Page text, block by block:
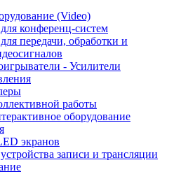
(Video)
конференц-систем
передачи, обработки и
- Усилители
работы
оборудование
экранов
записи и трансляции